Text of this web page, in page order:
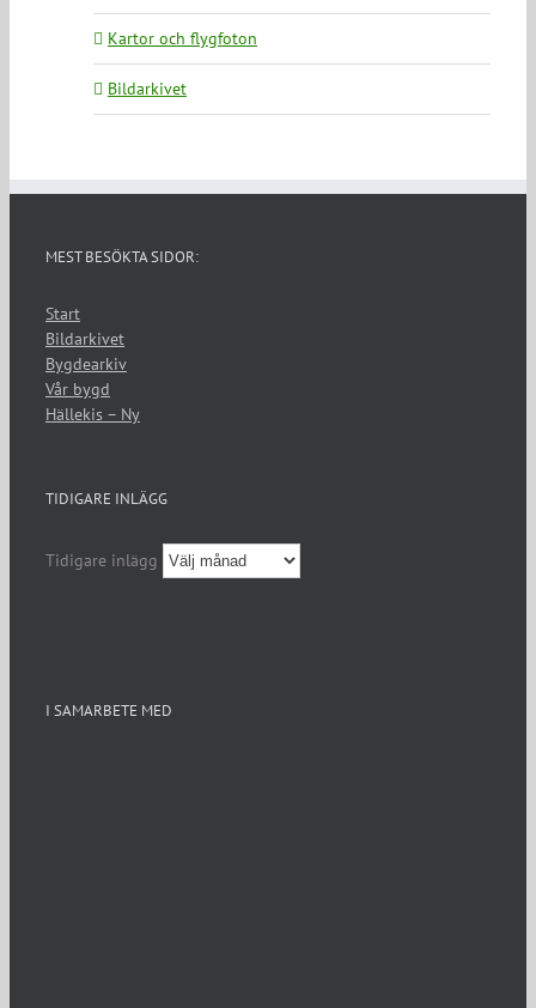
Kartor och flygfoton
Bildarkivet
MEST BESÖKTA SIDOR:
Start
Bildarkivet
Bygdearkiv
Vår bygd
Hällekis – Ny
TIDIGARE INLÄGG
Tidigare inlägg
I SAMARBETE MED